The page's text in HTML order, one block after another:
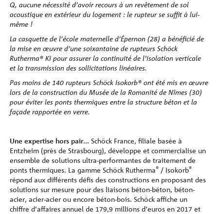
Q, aucune nécessité d’avoir recours à un revêtement de sol
acoustique en extérieur du logement : le rupteur se suffit à lui-
même !
La casquette de l’école maternelle d’Épernon (28) a bénéficié de
la mise en œuvre d’une soixantaine de rupteurs Schöck
Rutherma® Ki pour assurer la continuité de l’isolation verticale
et la transmission des sollicitations linéaires.
Pas moins de 140 rupteurs Schöck Isokorb® ont été mis en œuvre
lors de la construction du Musée de la Romanité de Nîmes (30)
pour éviter les ponts thermiques entre la structure béton et la
façade rapportée en verre.
Une expertise hors pair... Schöck France, filiale basée à
Entzheim (près de Strasbourg), développe et commercialise un
ensemble de solutions ultra-performantes de traitement de
ponts thermiques. La gamme Schöck Rutherma® / Isokorb®
répond aux différents défis des constructions en proposant des
solutions sur mesure pour des liaisons béton-béton, béton-
acier, acier-acier ou encore béton-bois. Schöck affiche un
chiffre d’affaires annuel de 179,9 millions d’euros en 2017 et